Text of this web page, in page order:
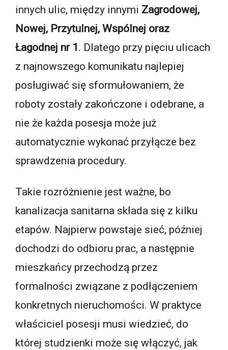
innych ulic, między innymi Zagrodowej,
Nowej, Przytulnej, Wspólnej oraz
Łagodnej nr 1 . Dlatego przy pięciu ulicach
z najnowszego komunikatu najlepiej
posługiwać się sformułowaniem, że
roboty zostały zakończone i odebrane, a
nie że każda posesja może już
automatycznie wykonać przyłącze bez
sprawdzenia procedury.
Takie rozróżnienie jest ważne, bo
kanalizacja sanitarna składa się z kilku
etapów. Najpierw powstaje sieć, później
dochodzi do odbioru prac, a następnie
mieszkańcy przechodzą przez
formalności związane z podłączeniem
konkretnych nieruchomości. W praktyce
właściciel posesji musi wiedzieć, do
której studzienki może się włączyć, jak